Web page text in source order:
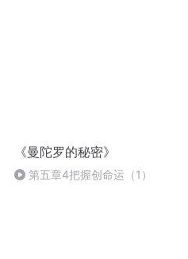
《曼陀罗的秘密》
第五章4把握创命运（1）